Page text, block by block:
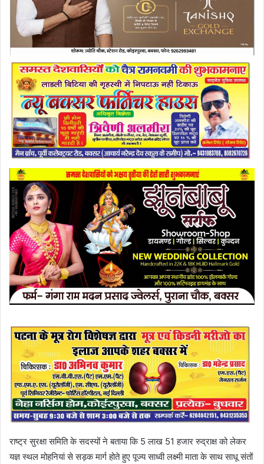
राष्ट्र सुरक्षा समिति के सदस्यों ने बताया कि 5 लाख 51 हजार रुद्राक्ष को लेकर
यज्ञ स्थल मोहनियां से सड़क मार्ग होते हुए पूज्य साध्वी लक्ष्मी माता के साथ साधू संतों